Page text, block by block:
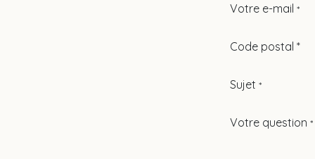
Votre e-mail *
Code postal *
Sujet *
Votre question *